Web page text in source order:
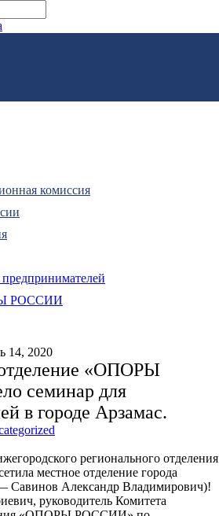
комиссия
РОССИИ
14, 2020
«ОПОРЫ
семинар для
в городе Арзамас.
регионального отделения
местное отделение города
Савинов Александр Владимирович)!
руководитель Комитета